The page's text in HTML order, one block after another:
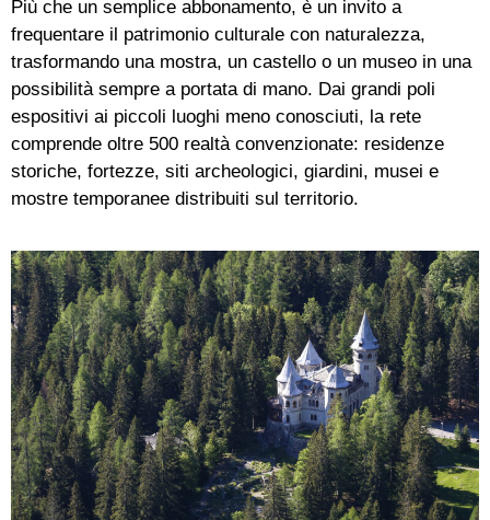
Più che un semplice abbonamento, è un invito a
frequentare il patrimonio culturale con naturalezza,
trasformando una mostra, un castello o un museo in una
possibilità sempre a portata di mano. Dai grandi poli
espositivi ai piccoli luoghi meno conosciuti, la rete
comprende oltre 500 realtà convenzionate: residenze
storiche, fortezze, siti archeologici, giardini, musei e
mostre temporanee distribuiti sul territorio.